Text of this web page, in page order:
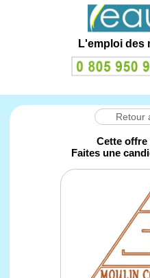
L'emploi des
Retour
Cette
Faites une